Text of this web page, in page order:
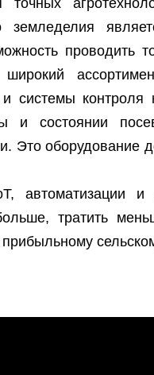
земледелия
проводить
широкий
и системы
и состоянии
Это оборудование
автоматизации
тратить